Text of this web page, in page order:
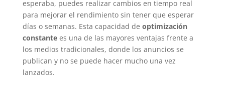
esperaba, puedes realizar cambios en tiempo real
para mejorar el rendimiento sin tener que esperar
días o semanas. Esta capacidad de optimización
constantees una de las mayores ventajas frente a
los medios tradicionales, donde los anuncios se
publican y no se puede hacer mucho una vez
lanzados.